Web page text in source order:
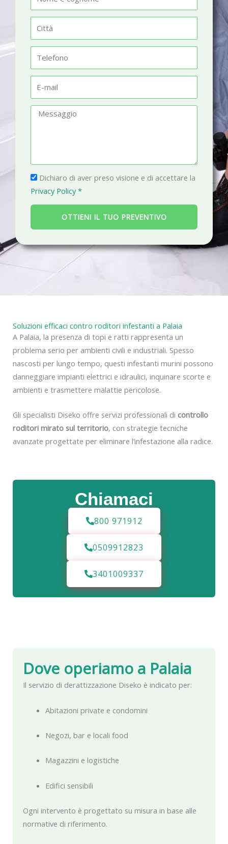
m
t
à
l
fm
a
g
g
i
P
r
i
a
c
Dichiaro di aver preso visione e di accettare la
Privacy Policy *
OTTIENI IL TUO PREVENTIVO
Chiamaci
800 971912
0509912823
3401009337
Soluzioni efficaci contro roditori infestanti a Palaia
A Palaia, la presenza di topi e ratti rappresenta un
problema serio per ambienti civili e industriali. Spesso
nascosti per lungo tempo, questi infestanti murini possono
danneggiare impianti elettrici e idraulici, inquinare scorte e
ambienti e trasmettere malattie pericolose.
Gli specialisti Diseko offre servizi professionali di controllo
roditori mirato sul territorio, con strategie tecniche
avanzate progettate per eliminare l’infestazione alla radice.
Dove operiamo a Palaia
Il servizio di derattizzazione Diseko è indicato per:
Abitazioni private e condomini
Negozi, bar e locali food
Magazzini e logistiche
Edifici sensibili
Ogni intervento è progettato su misura in base alle
normative di riferimento.